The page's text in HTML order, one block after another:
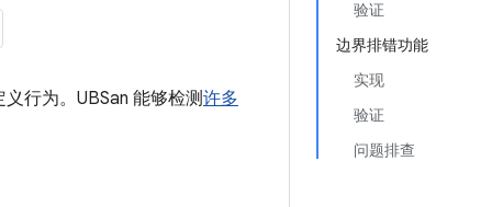
验证
边界排错功能
实现
验证
问题排查
行为。UBSan 能够检测许多